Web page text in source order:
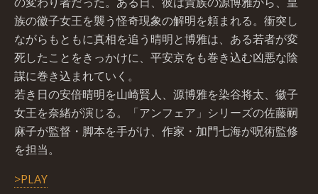
族の徽子女王を襲う怪奇現象の解明を頼まれる。衝突し
ながらもともに真相を追う晴明と博雅は、ある若者が変
死したことをきっかけに、平安京をも巻き込む凶悪な陰
謀に巻き込まれていく。
若き日の安倍晴明を山崎賢人、源博雅を染谷将太、徽子
女王を奈緒が演じる。「アンフェア」シリーズの佐藤嗣
麻子が監督・脚本を手がけ、作家・加門七海が呪術監修
を担当。
>PLAY